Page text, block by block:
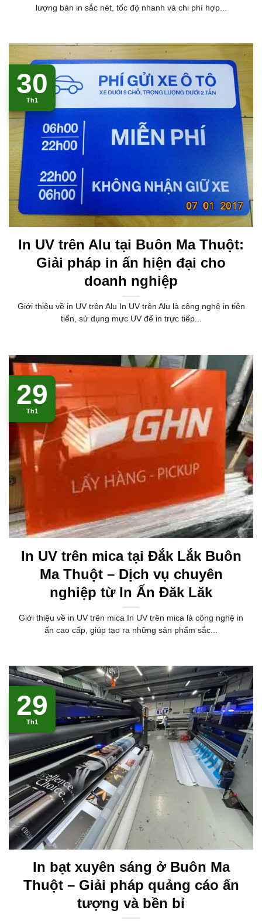
lượng bản in sắc nét, tốc độ nhanh và chi phí hợp...
In UV trên Alu tại Buôn Ma Thuột:
Giải pháp in ấn hiện đại cho
doanh nghiệp
Giới thiệu về in UV trên Alu In UV trên Alu là công nghệ in tiên
tiến, sử dụng mực UV để in trực tiếp...
30
Th1
In UV trên mica tại Đắk Lắk Buôn
Ma Thuột – Dịch vụ chuyên
nghiệp từ In Ấn Đăk Lăk
Giới thiệu về in UV trên mica In UV trên mica là công nghệ in
ấn cao cấp, giúp tạo ra những sản phẩm sắc...
29
Th1
In bạt xuyên sáng ở Buôn Ma
Thuột – Giải pháp quảng cáo ấn
tượng và bền bỉ
29
Th1